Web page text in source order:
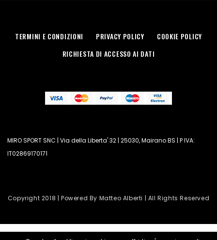
TERMINI E CONDIZIONI PRIVACY POLICY
COOKIE POLICY
RICHIESTA DI ACCESSO AI DATI
MIRO SPORT SNC | Via della Liberta' 32 | 25030, Mairano BS | P IVA:
IT02869170171
Copyright 2018 | Powered By Matteo Alberti | All Rights Reserved